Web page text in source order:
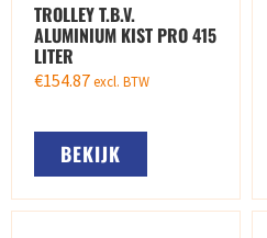
TROLLEY T.B.V.
ALUMINIUM KIST PRO 415
LITER
€154.87excl. BTW
BEKIJK